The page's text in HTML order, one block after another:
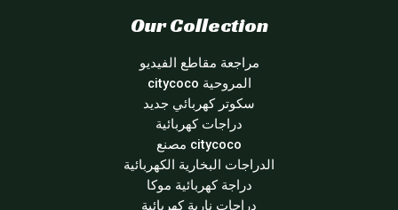
Our Collection
مراجعة مقاطع الفيديو
المروحية citycoco
سكوتر كهربائي جديد
دراجات كهربائية
citycoco مصنع
الدراجات البخارية الكهربائية
دراجة كهربائية موكا
دراجات نارية كهربائية